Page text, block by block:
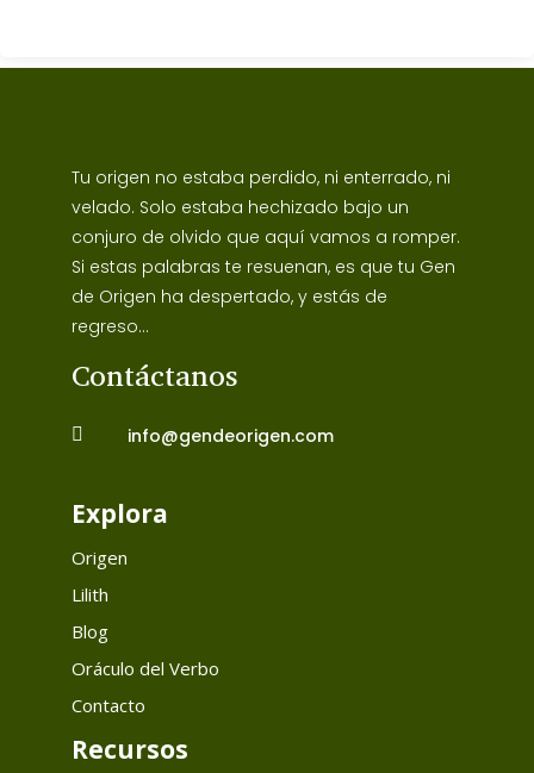
Tu origen no estaba perdido, ni enterrado, ni
velado. Solo estaba hechizado bajo un
conjuro de olvido que aquí vamos a romper.
Si estas palabras te resuenan, es que tu Gen
de Origen ha despertado, y estás de
regreso...
Contáctanos
 info@gendeorigen.com
Explora
Origen
Lilith
Blog
Oráculo del Verbo
Contacto
Recursos